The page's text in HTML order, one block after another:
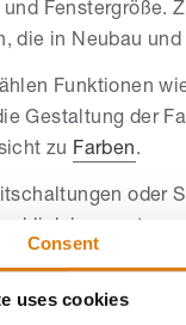
Consent
uses cookies
Fenstergröße.
die in Neubau
Funktionen
Gestaltung der
zu Farben.
oder
benennt
Energie